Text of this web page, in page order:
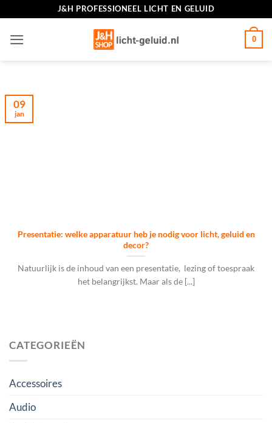
inhoud
J&H PROFESSIONEEL LICHT EN GELUID
0
CATEGORIEËN
Accessoires
Audio
Presentatie: welke apparatuur heb je nodig voor licht, geluid en
decor?
Natuurlijk is de inhoud van een presentatie, lezing of toespraak
het belangrijkst. Maar als de [...]
09
jan